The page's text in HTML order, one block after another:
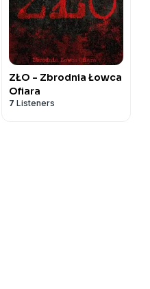
ZŁO - Zbrodnia Łowca
Ofiara
7 Listeners